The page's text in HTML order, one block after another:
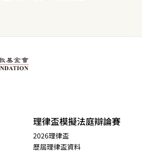
理律盃模擬法庭辯論賽
2026理律盃
歷屆理律盃資料